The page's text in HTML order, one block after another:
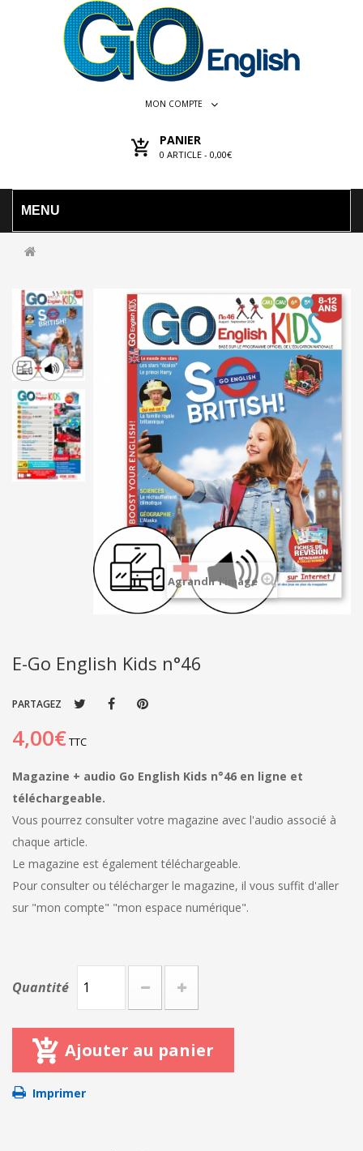
MON COMPTE
PANIER
0 ARTICLE - 0,00€
MENU
Agrandir l'image
E-Go English Kids n°46
PARTAGEZ
4,00€TTC
Magazine + audio Go English Kids n°46 en ligne et
téléchargeable.
Vous pourrez consulter votre magazine avec l'audio associé à
chaque article.
Le magazine est également téléchargeable.
Pour consulter ou télécharger le magazine, il vous suffit d'aller
sur "mon compte" "mon espace numérique".
Quantité
Ajouter au panier
Imprimer